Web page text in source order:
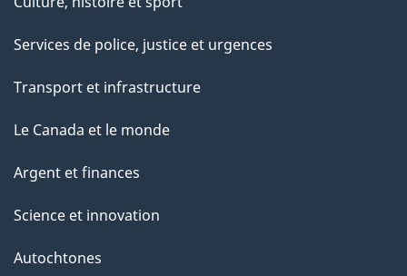
Services de police, justice et urgences
Transport et infrastructure
Le Canada et le monde
Argent et finances
Science et innovation
Autochtones